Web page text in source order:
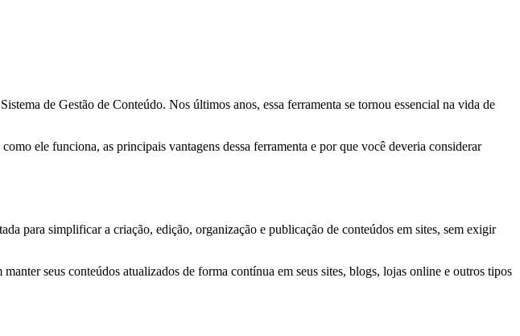
de Gestão de Conteúdo. Nos últimos anos, essa ferramenta se tornou essencial na vida de
ele funciona, as principais vantagens dessa ferramenta e por que você deveria considerar
para simplificar a criação, edição, organização e publicação de conteúdos em sites, sem exigir
seus conteúdos atualizados de forma contínua em seus sites, blogs, lojas online e outros tipos